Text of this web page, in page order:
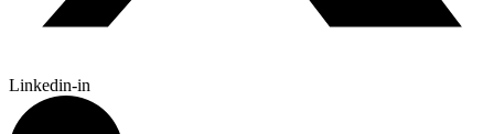
Linkedin-in